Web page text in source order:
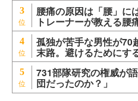
3 腰痛の原因は「腰」
トレーナーが教える腰
4 孤独が苦手な男性が70
末路。避けるためにす
5 731部隊研究の権威が
団だったのか？」